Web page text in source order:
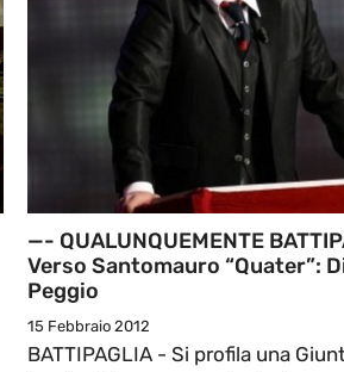
—- QUALUNQUEMENTE
Verso Santomauro “quater”:
Peggio
15 Febbraio 2012
BATTIPAGLIA - Si profila una